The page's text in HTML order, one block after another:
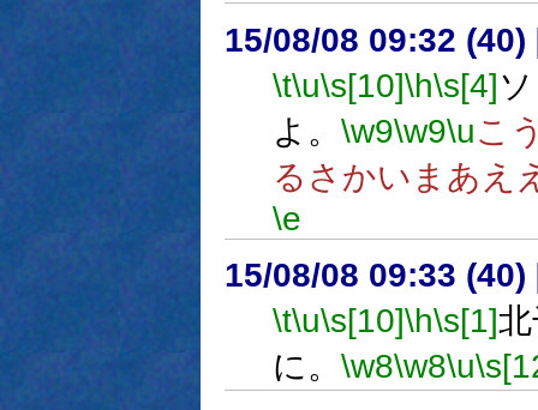
15/08/08 09:32 (40)
\t\u\s[10]\h\s[4]
よ。 \w9\w9\uこ
るさかいまあえ
\e
15/08/08 09:33 (40)
\t\u\s[10]\h\s[1]
に。 \w8\w8\u